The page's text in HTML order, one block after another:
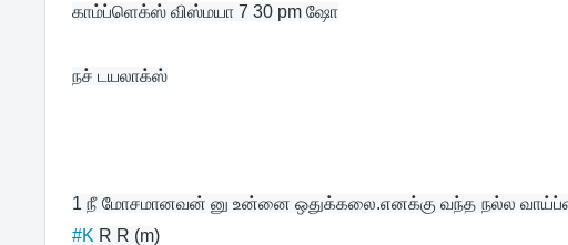
காம்ப்ளெக்ஸ் விஸ்மயா 7 30 pm ஷோ
நச் டயலாக்ஸ்
1
#K R R (m)